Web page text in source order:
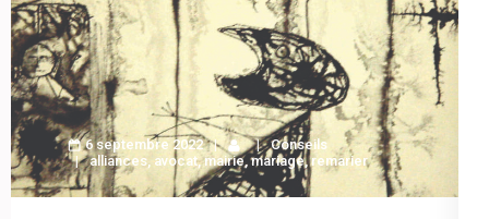
6 septembre 2022
Conseils
alliances, avocat,mairie,mariage,remarier